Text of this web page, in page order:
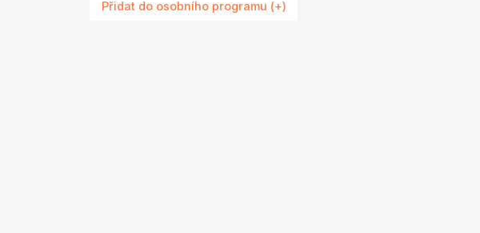
Přidat do osobního programu (+)